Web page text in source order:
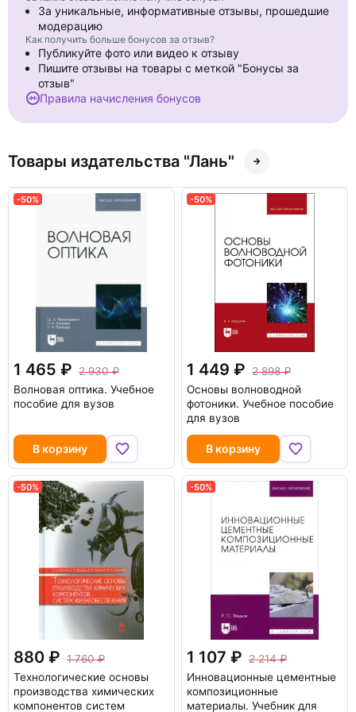
За уникальные, информативные отзывы, прошедшие
модерацию
Как получить больше бонусов за отзыв?
Публикуйте фото или видео к отзыву
Пишите отзывы на товары с меткой "Бонусы за
отзыв"
Правила начисления бонусов
Товары издательства "Лань"
-50%
1 465
2 930
Волновая оптика. Учебное
пособие для вузов
В корзину
-50%
1 449
2 898
Основы волноводной
фотоники. Учебное пособие
для вузов
В корзину
-50%
880
1 760
Технологические основы
производства химических
компонентов систем
-50%
1 107
2 214
Инновационные цементные
композиционные
материалы. Учебник для